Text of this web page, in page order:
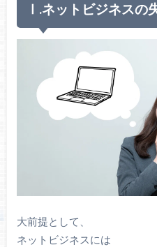
Ⅰ.ネットビジネスの
大前提として、
ネットビジネスには